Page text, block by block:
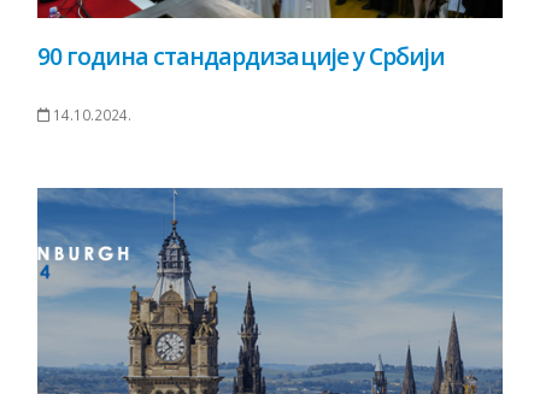
90 година стандардизације у Србији
14.10.2024.